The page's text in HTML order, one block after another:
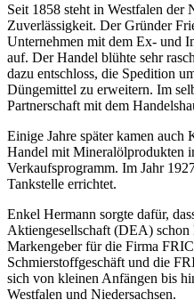
Seit 1858 steht in Westfalen
Zuverlässigkeit. Der Gründer
Unternehmen mit dem Ex- und
auf. Der Handel blühte sehr
dazu entschloss, die Spedition
Düngemittel zu erweitern. Im
Partnerschaft mit dem
Einige Jahre später kamen auch
Handel mit Mineralölprodukten
Verkaufsprogramm. Im Jahr
Tankstelle errichtet.
Enkel Hermann sorgte dafür,
Aktiengesellschaft (DEA)
Markengeber für die Firma
Schmierstoffgeschäft und die
sich von kleinen Anfängen bis
Westfalen und Niedersachsen.